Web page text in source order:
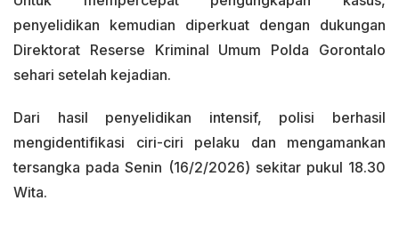
penyelidikan kemudian diperkuat dengan dukungan
Direktorat Reserse Kriminal Umum Polda Gorontalo
sehari setelah kejadian.
Dari hasil penyelidikan intensif, polisi berhasil
mengidentifikasi ciri-ciri pelaku dan mengamankan
tersangka pada Senin (16/2/2026) sekitar pukul 18.30
Wita.